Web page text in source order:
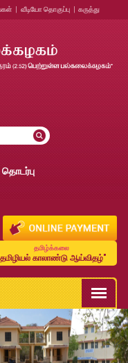
வீடியோ தொகுப்பு கருத்து
தொடர்பு
தமிழ்க்கலை
காலாண்டு ஆய்விதழ்"